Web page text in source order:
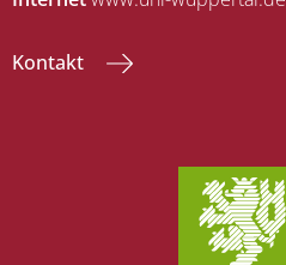
Kontakt